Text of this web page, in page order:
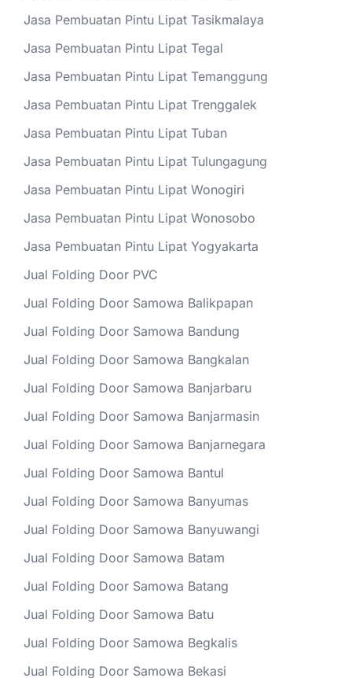
Jasa Pembuatan Pintu Lipat Tasikmalaya
Jasa Pembuatan Pintu Lipat Tegal
Jasa Pembuatan Pintu Lipat Temanggung
Jasa Pembuatan Pintu Lipat Trenggalek
Jasa Pembuatan Pintu Lipat Tuban
Jasa Pembuatan Pintu Lipat Tulungagung
Jasa Pembuatan Pintu Lipat Wonogiri
Jasa Pembuatan Pintu Lipat Wonosobo
Jasa Pembuatan Pintu Lipat Yogyakarta
Jual Folding Door PVC
Jual Folding Door Samowa Balikpapan
Jual Folding Door Samowa Bandung
Jual Folding Door Samowa Bangkalan
Jual Folding Door Samowa Banjarbaru
Jual Folding Door Samowa Banjarmasin
Jual Folding Door Samowa Banjarnegara
Jual Folding Door Samowa Bantul
Jual Folding Door Samowa Banyumas
Jual Folding Door Samowa Banyuwangi
Jual Folding Door Samowa Batam
Jual Folding Door Samowa Batang
Jual Folding Door Samowa Batu
Jual Folding Door Samowa Begkalis
Jual Folding Door Samowa Bekasi